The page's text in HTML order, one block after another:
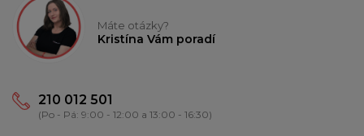
Máte otázky?
Kristína Vám poradí
210 012 501
(Po - Pá: 9:00 - 12:00 a 13:00 - 16:30)